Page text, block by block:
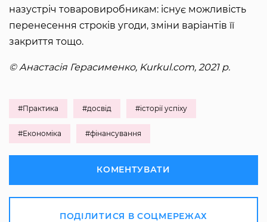
назустріч товаровиробникам: існує можливість
перенесення строків угоди, зміни варіантів її
закриття тощо.
© Анастасія Герасименко, Kurkul.com, 2021 р.
#Практика #досвід #історії успіху
#Економіка #фінансування
КОМЕНТУВАТИ
ПОДІЛИТИСЯ В СОЦМЕРЕЖАХ